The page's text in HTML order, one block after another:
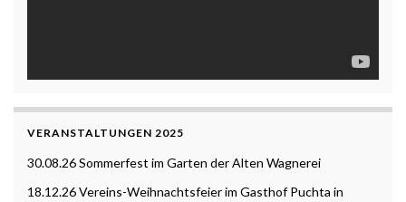
VERANSTALTUNGEN 2025
30.08.26 Sommerfest im Garten der Alten Wagnerei
18.12.26 Vereins-Weihnachtsfeier im Gasthof Puchta in